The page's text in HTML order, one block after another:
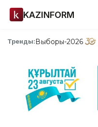
KAZINFORM
Тренды:Выборы-2026